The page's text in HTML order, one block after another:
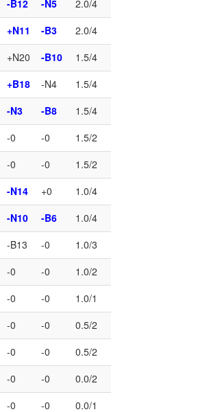
-B12 -N5
2.0/4
+N11 -B3
2.0/4
+N20 -B10
1.5/4
+B18 -N4
1.5/4
-N3 -B8
1.5/4
-0 -0
1.5/2
-0 -0
1.5/2
-N14 +0
1.0/4
-N10 -B6
1.0/4
-B13 -0
1.0/3
-0 -0
1.0/2
-0 -0
1.0/1
-0 -0
0.5/2
-0 -0
0.5/2
-0 -0
0.0/2
-0 -0 0.0/1